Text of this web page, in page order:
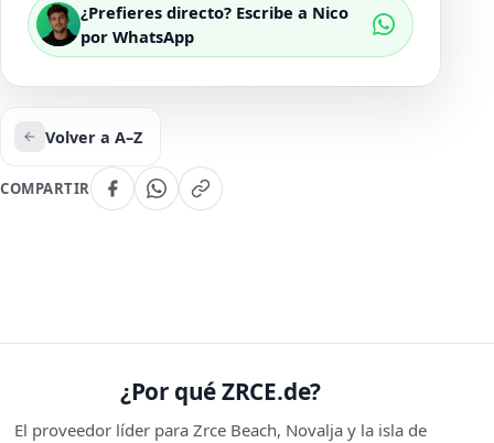
¿Prefieres directo? Escribe a Nico
por WhatsApp
Volver a A–Z
COMPARTIR
¿Por qué ZRCE.de?
El proveedor líder para Zrce Beach, Novalja y la isla de